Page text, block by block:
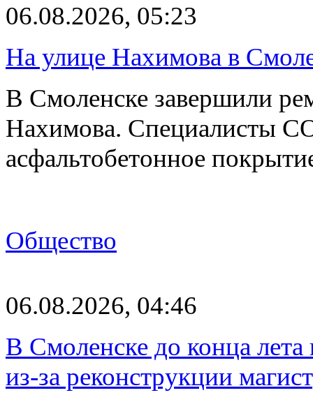
06.08.2026, 05:23
На улице Нахимова в
В Смоленске завершили
Нахимова. Специалисты
асфальтобетонное
Общество
06.08.2026, 04:46
В Смоленске до конца
из-за реконструкции